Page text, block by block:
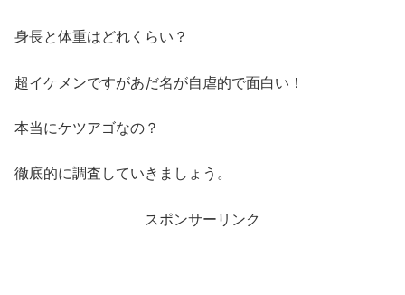
身長と体重はどれくらい？
超イケメンですがあだ名が自虐的で面白い！
本当にケツアゴなの？
徹底的に調査していきましょう。
スポンサーリンク